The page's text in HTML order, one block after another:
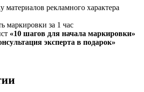
материалов рекламного характера
маркировки за 1 час
«10 шагов для начала маркировки»
эксперта в подарок»